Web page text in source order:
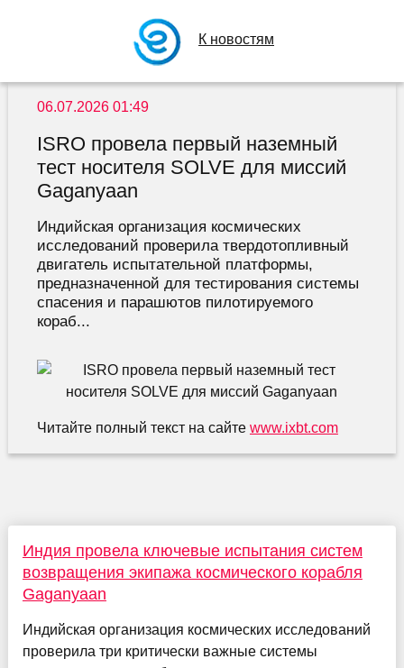
К новостям
06.07.2026 01:49
ISRO провела первый наземный
тест носителя SOLVE для миссий
Gaganyaan
Индийская организация космических
исследований проверила твердотопливный
двигатель испытательной платформы,
предназначенной для тестирования системы
спасения и парашютов пилотируемого
кораб...
Читайте полный текст на сайте www.ixbt.com
Индия провела ключевые испытания систем
возвращения экипажа космического корабля
Gaganyaan
Индийская организация космических исследований
проверила три критически важные системы